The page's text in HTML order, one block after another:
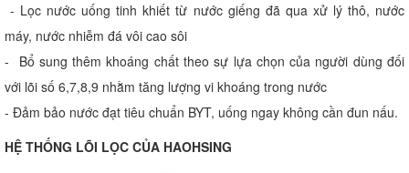
- Lọc nước uống tinh khiết từ nước giếng đã qua xử lý thô, nước
máy, nước nhiễm đá vôi cao sôi
- Bổ sung thêm khoáng chất theo sự lựa chọn của người dùng đối
với lõi số 6,7,8,9 nhằm tăng lượng vi khoáng trong nước
- Đảm bảo nước đạt tiêu chuẩn BYT, uống ngay không cần đun nấu.
HỆ THỐNG LÕI LỌC CỦA HAOHSING